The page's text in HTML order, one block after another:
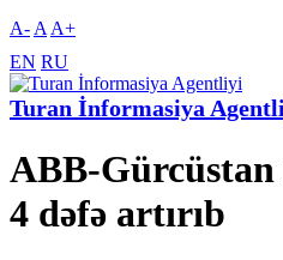
A- A A+
EN RU
Turan İnformasiya
ABB-
4 dəfə artırıb